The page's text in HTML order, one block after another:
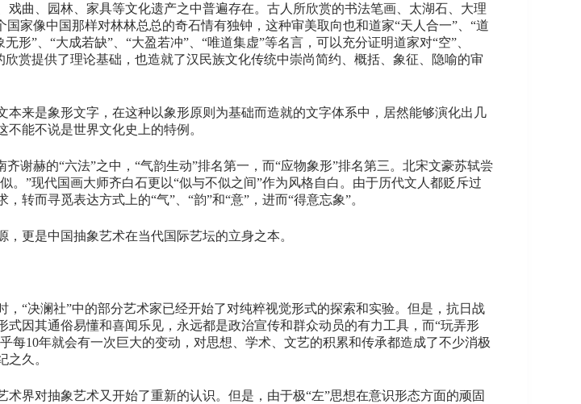
曲、园林、家具等文化遗产之中普遍存在。古人所欣赏的书法笔画、太湖石、大理
家像中国那样对林林总总的奇石情有独钟，这种审美取向也和道家“天人合一”、“道
”、“大成若缺”、“大盈若冲”、“唯道集虚”等名言，可以充分证明道家对“空”、
赏提供了理论基础，也造就了汉民族文化传统中崇尚简约、概括、象征、隐喻的审
来是象形文字，在这种以象形原则为基础而造就的文字体系中，居然能够演化出几
能不说是世界文化史上的特例。
谢赫的“六法”之中，“气韵生动”排名第一，而“应物象形”排名第三。北宋文豪苏轼尝
。”现代国画大师齐白石更以“似与不似之间”作为风格自白。由于历代文人都贬斥过
转而寻觅表达方式上的“气”、“韵”和“意”，进而“得意忘象”。
更是中国抽象艺术在当代国际艺坛的立身之本。
“决澜社”中的部分艺术家已经开始了对纯粹视觉形式的探索和实验。但是，抗日战
因其通俗易懂和喜闻乐见，永远都是政治宣传和群众动员的有力工具，而“玩弄形
每10年就会有一次巨大的变动，对思想、学术、文艺的积累和传承都造成了不少消极
久。
界对抽象艺术又开始了重新的认识。但是，由于极“左”思想在意识形态方面的顽固